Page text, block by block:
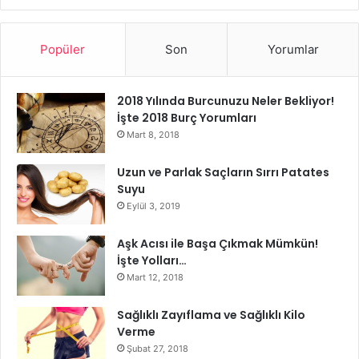
Sarımsaklı Zayıflama Çayının
Yararları
fazla kilolarınızı bu şekilde atılmasında fayda sağlar.
Sarımsak çayıkarında gün içerisinde meydana gelen
gazı gidermesiyle şişkinliğinizin geçmesine yardımcı
olur.
Metabolizmanızı hızlandırma özelliğinden dolayı
hızlıca kilo vermenize yardımcı olmakla görevlidir.
Yağ yakıcı özelliği bulunan sarımsaklı zayıflama
çayının, bel ve basen bölgelerinizde birikmiş fazla
yağlarınızdan kurtulmada da fayda sağladığı biliniyor.
Göbek bölgenizde ki fazla kilolarınızı vermede etkin
bir role sahiptir.
Gün içerisinde sarımsaklı zayıflama çayı tüketen
Popüler Son Yorumlar
2018 Yılında Burcunuzu Neler Bekliyor!
İşte 2018 Burç Yorumları
Mart 8, 2018
Uzun ve Parlak Saçların Sırrı Patates
Suyu
Eylül 3, 2019
Aşk Acısı ile Başa Çıkmak Mümkün!
İşte Yolları…
Mart 12, 2018
Sağlıklı Zayıflama ve Sağlıklı Kilo
Verme
Şubat 27, 2018